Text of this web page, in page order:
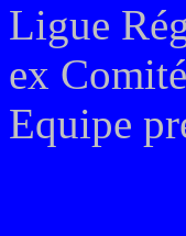
Ligue
ex
Equipe